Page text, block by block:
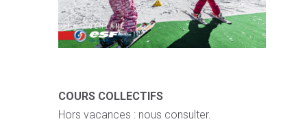
COURS COLLECTIFS
Hors vacances : nous consulter.